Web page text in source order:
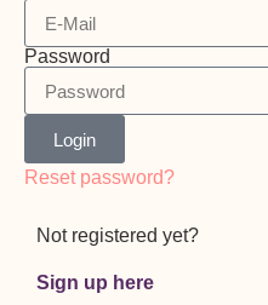
Password
Login
Reset password?
Not registered yet?
Sign up here